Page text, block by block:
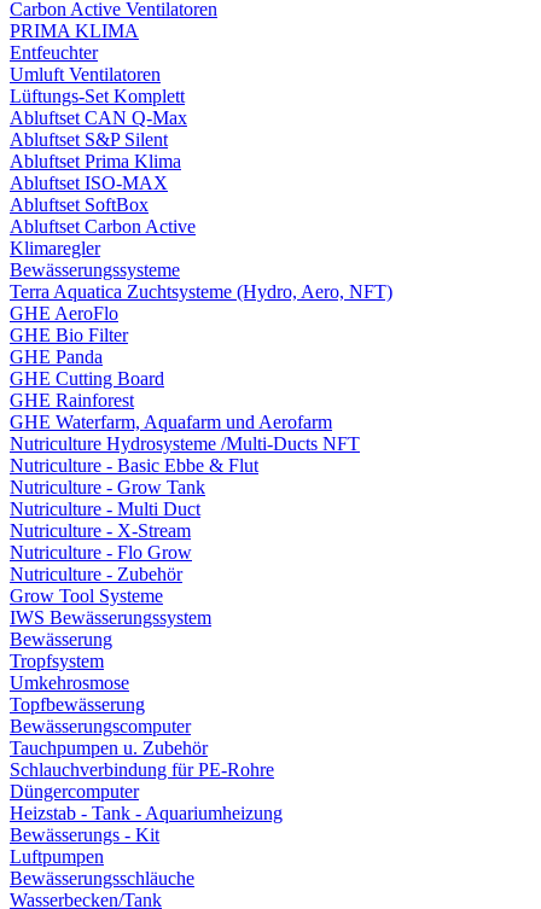
Carbon Active Ventilatoren
PRIMA KLIMA
Entfeuchter
Umluft Ventilatoren
Lüftungs-Set Komplett
Abluftset CAN Q-Max
Abluftset S&P Silent
Abluftset Prima Klima
Abluftset ISO-MAX
Abluftset SoftBox
Abluftset Carbon Active
Klimaregler
Bewässerungssysteme
Terra Aquatica Zuchtsysteme (Hydro, Aero, NFT)
GHE AeroFlo
GHE Bio Filter
GHE Panda
GHE Cutting Board
GHE Rainforest
GHE Waterfarm, Aquafarm und Aerofarm
Nutriculture Hydrosysteme /Multi-Ducts NFT
Nutriculture - Basic Ebbe & Flut
Nutriculture - Grow Tank
Nutriculture - Multi Duct
Nutriculture - X-Stream
Nutriculture - Flo Grow
Nutriculture - Zubehör
Grow Tool Systeme
IWS Bewässerungssystem
Bewässerung
Tropfsystem
Umkehrosmose
Topfbewässerung
Bewässerungscomputer
Tauchpumpen u. Zubehör
Schlauchverbindung für PE-Rohre
Düngercomputer
Heizstab - Tank - Aquariumheizung
Bewässerungs - Kit
Luftpumpen
Bewässerungsschläuche
Wasserbecken/Tank